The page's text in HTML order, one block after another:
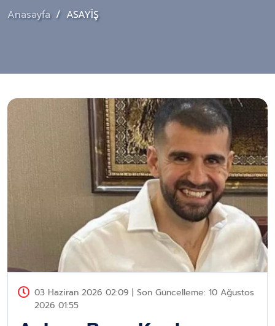
Anasayfa ASAYİŞ
03 Haziran 2026 02:09 | Son Güncelleme: 10 Ağustos
2026 01:55